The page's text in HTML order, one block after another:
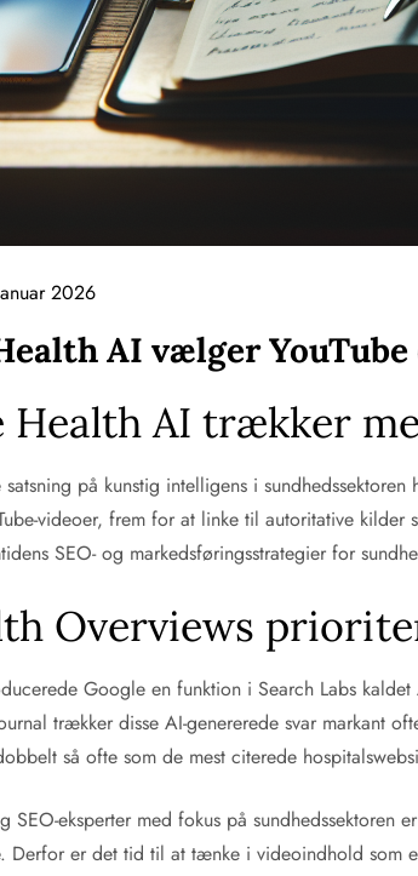
2026
AI vælger
Health AI trækker
satsning på kunstig intelligens i
videoer, frem for at linke til autoritative
SEO- og markedsføringsstrategier for
Overviews
Google en funktion i Search Labs
trækker disse AI-genererede svar markant
så ofte som de mest citerede
SEO-eksperter med fokus på
Derfor er det tid til at tænke i videoindhold som